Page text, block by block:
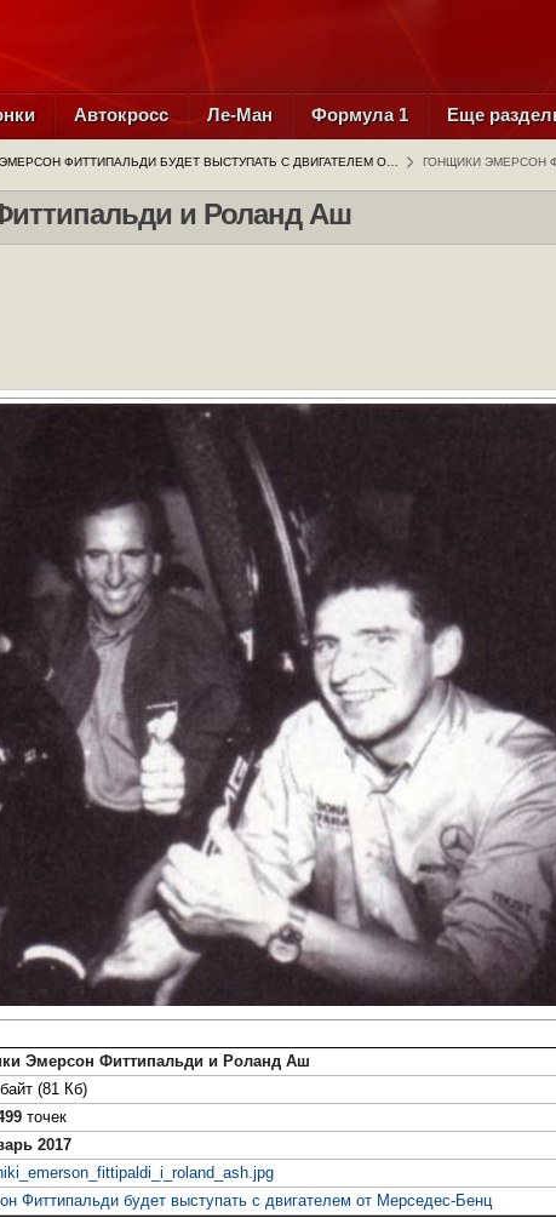
Автокросс Ле-Ман Формула 1 Еще
ЭМЕРСОН ФИТТИПАЛЬДИ БУДЕТ ВЫСТУПАТЬ С ДВИГАТЕЛЕМ О… ГОНЩИКИ ЭМЕРСОН
и Роланд Аш
Эмерсон Фиттипальди и Роланд Аш
байт (81 Кб)
точек
2017
Фиттипальди будет выступать с двигателем от Мерседес-Бенц